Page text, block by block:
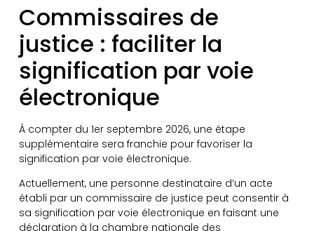
Commissaires de
justice : faciliter la
signification par voie
électronique
À compter du 1er septembre 2026, une étape
supplémentaire sera franchie pour favoriser la
signification par voie électronique.
Actuellement, une personne destinataire d’un acte
établi par un commissaire de justice peut consentir à
sa signification par voie électronique en faisant une
déclaration à la chambre nationale des